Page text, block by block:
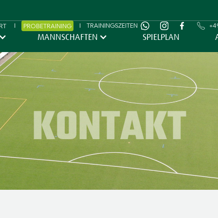
I PROBETRAINING I TRAININGSZEITEN
MANNSCHAFTEN SPIELPLAN
KONTAKT